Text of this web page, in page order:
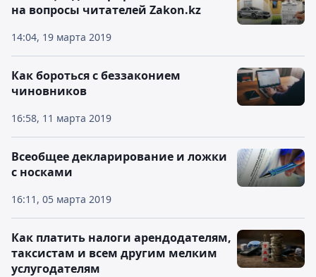
14:04, 19 марта 2019
на вопросы читателей Zakon.kz
16:58, 11 марта 2019
Как бороться с беззаконием
чиновников
16:11, 05 марта 2019
Всеобщее декларирование и ложки
с носками
Как платить налоги арендодателям,
таксистам и всем другим мелким
услугодателям